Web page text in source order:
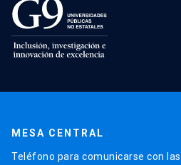
MESA CENTRAL
Teléfono para comunicarse con